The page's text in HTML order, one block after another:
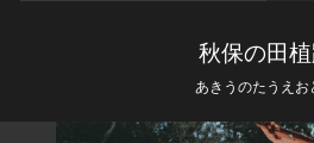
カテゴリで見る
媒体
博物
文化
秋保の田
あきうのたうえお